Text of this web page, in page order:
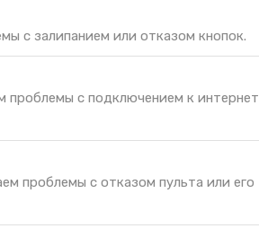
с залипанием или отказом кнопок.
проблемы с подключением к
проблемы с отказом пульта или его